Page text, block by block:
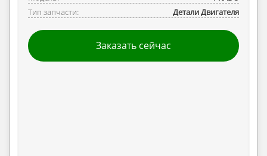
Тип запчасти:
Детали Двигателя
Заказать сейчас